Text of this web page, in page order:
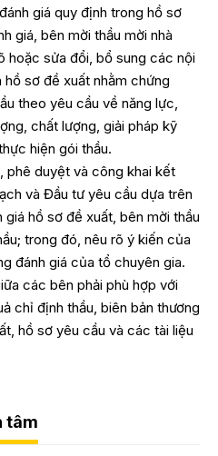
giá quy định trong hồ sơ
giá, bên mời thầu mời nhà
hoặc sửa đổi, bổ sung các nội
sơ đề xuất nhằm chứng
theo yêu cầu về năng lực,
chất lượng, giải pháp kỹ
hiện gói thầu.
phê duyệt và công khai kết
và Đầu tư yêu cầu dựa trên
hồ sơ đề xuất, bên mời thầu
trong đó, nêu rõ ý kiến của
đánh giá của tổ chuyên gia.
các bên phải phù hợp với
chỉ định thầu, biên bản thương
hồ sơ yêu cầu và các tài liệu
tâm